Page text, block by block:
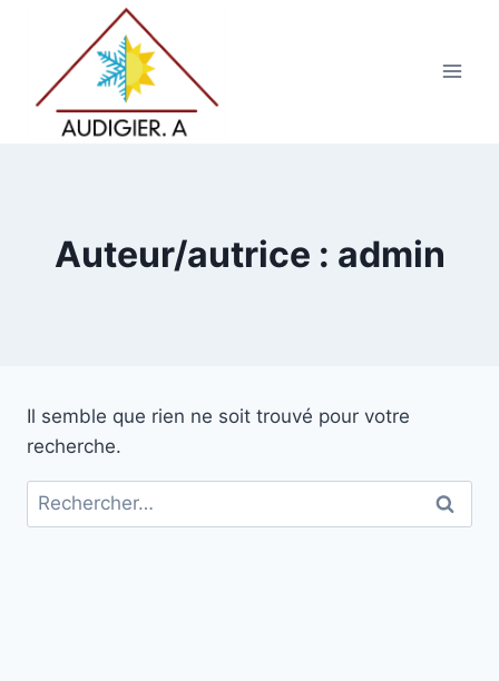
Auteur/autrice : admin
Il semble que rien ne soit trouvé pour votre
recherche.